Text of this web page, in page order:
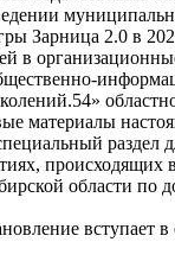
Зарница 2.0 в
в
материалы
раздел
происходящих
области по
вступает